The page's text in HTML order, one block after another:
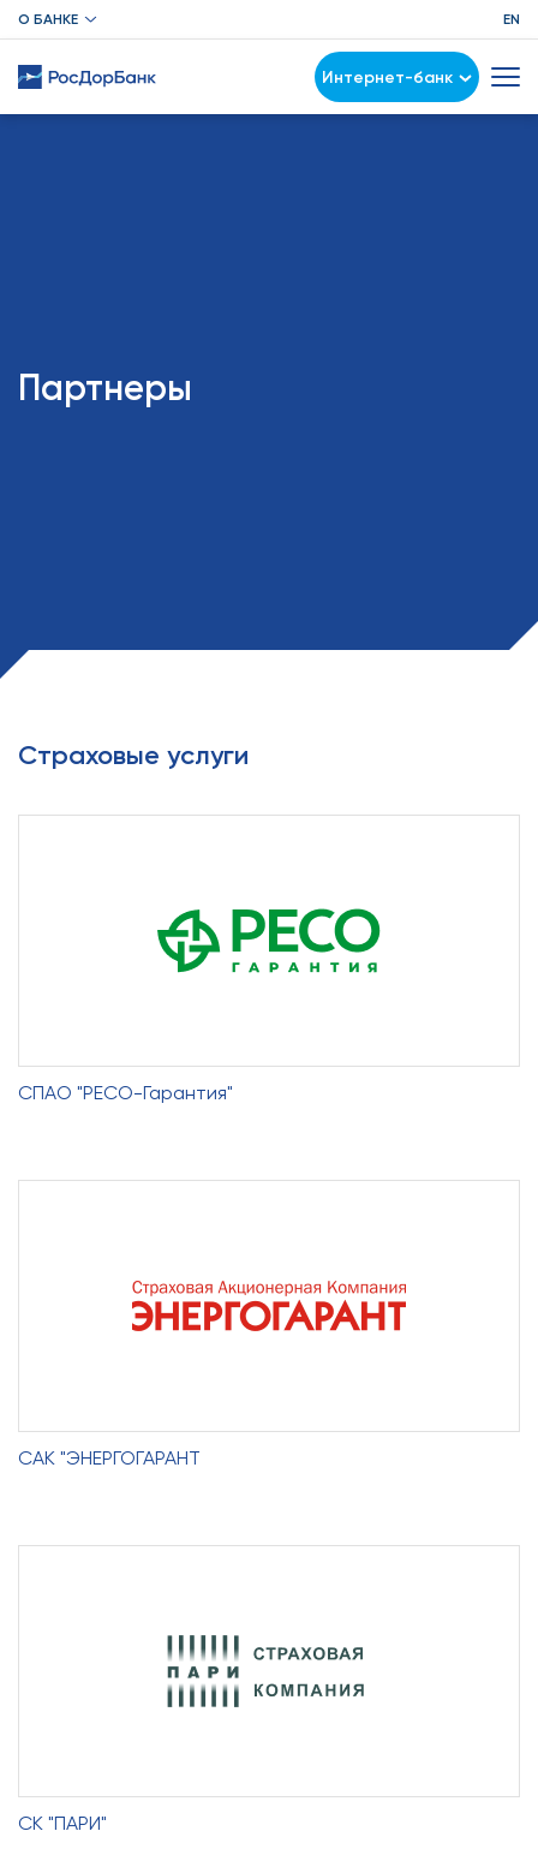
О БАНКЕ EN
Интернет-банк
Партнеры
Страховые услуги
СПАО "РЕСО-Гарантия"
САК "ЭНЕРГОГАРАНТ
СК "ПАРИ"